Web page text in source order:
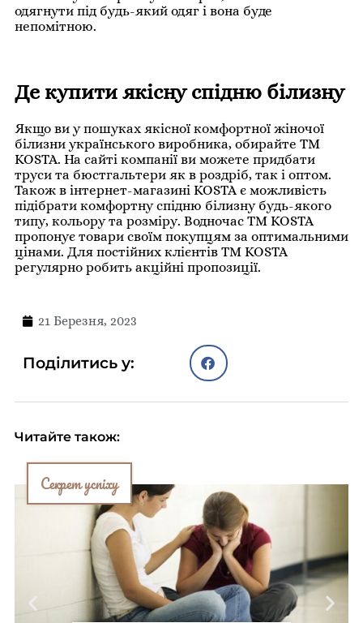
одягнути під будь-який одяг і вона буде
непомітною.
Де купити якісну спідню білизну
Якщо ви у пошуках якісної комфортної жіночої
білизни українського виробника, обирайте ТМ
KOSTA. На сайті компанії ви можете придбати
труси та бюстгальтери як в роздріб, так і оптом.
Також в інтернет-магазині KOSTA є можливість
підібрати комфортну спідню білизну будь-якого
типу, кольору та розміру. Водночас ТМ KOSTA
пропонує товари своїм покупцям за оптимальними
цінами. Для постійних клієнтів ТМ KOSTA
регулярно робить акційні пропозиції.
21 Березня, 2023
Поділитись у:
Читайте також:
Секрет успіху